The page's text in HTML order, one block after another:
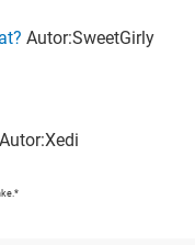
Autor:SweetGirly
Autor:Xedi